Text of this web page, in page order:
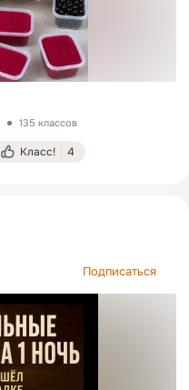
135 классов
Класс! 4
Подписаться